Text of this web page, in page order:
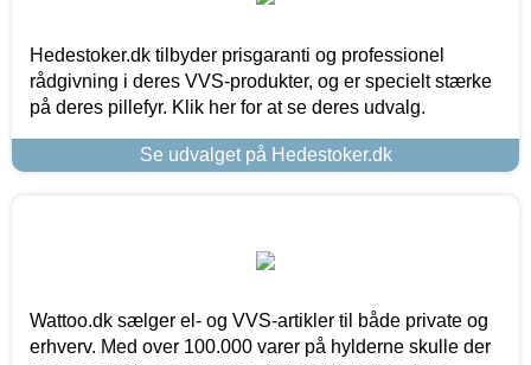
Hedestoker.dk tilbyder prisgaranti og professionel
rådgivning i deres VVS-produkter, og er specielt stærke
på deres pillefyr. Klik her for at se deres udvalg.
Se udvalget på Hedestoker.dk
Wattoo.dk sælger el- og VVS-artikler til både private og
erhverv. Med over 100.000 varer på hylderne skulle der